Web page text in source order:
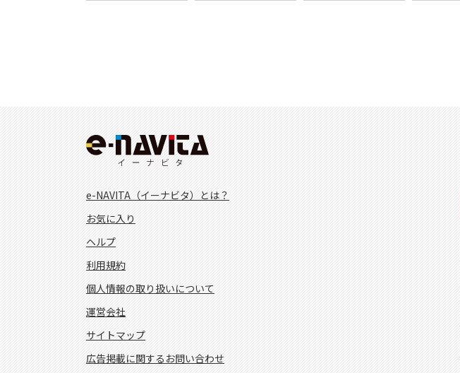
e-NAVITA（イーナビタ）とは？
お気に入り
ヘルプ
利用規約
個人情報の取り扱いについて
運営会社
サイトマップ
広告掲載に関するお問い合わせ